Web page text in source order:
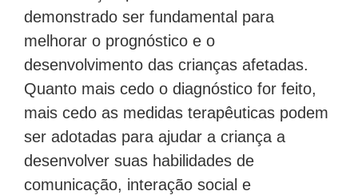
demonstrado ser fundamental para
melhorar o prognóstico e o
desenvolvimento das crianças afetadas.
Quanto mais cedo o diagnóstico for feito,
mais cedo as medidas terapêuticas podem
ser adotadas para ajudar a criança a
desenvolver suas habilidades de
comunicação, interação social e